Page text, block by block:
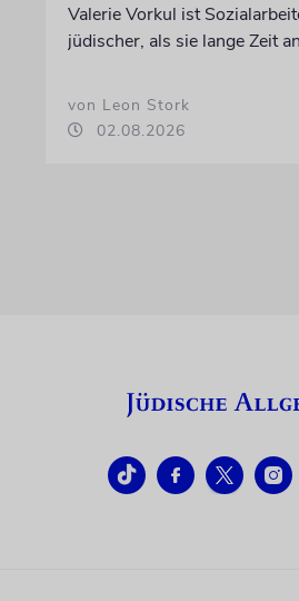
Valerie Vorkul ist
jüdischer, als sie lange Zeit
von Leon Stork
02.08.2026